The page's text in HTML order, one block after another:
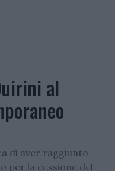
al
di aver raggiunto
per la cessione del